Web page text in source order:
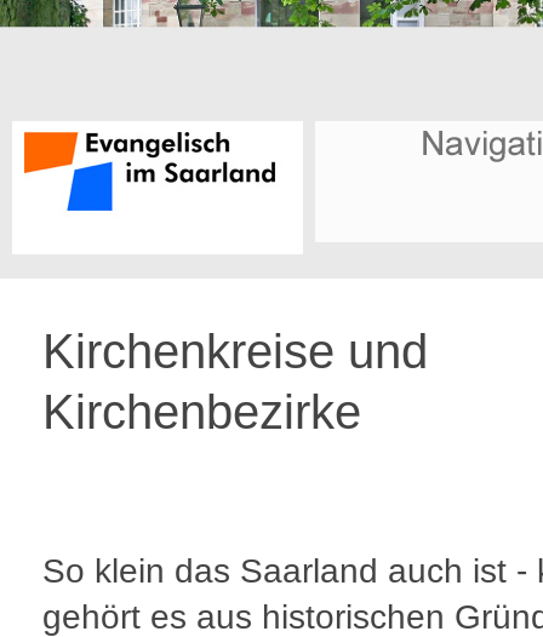
Kirchenkreise und
Kirchenbezirke
So klein das Saarland auch ist -
gehört es aus historischen